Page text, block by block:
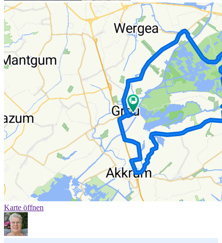
Karte öffnen